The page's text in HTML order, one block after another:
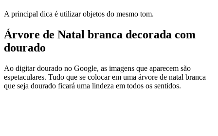
A principal dica é utilizar objetos do mesmo tom.
Árvore de Natal branca decorada com
dourado
Ao digitar dourado no Google, as imagens que aparecem são
espetaculares. Tudo que se colocar em uma árvore de natal branca
que seja dourado ficará uma lindeza em todos os sentidos.